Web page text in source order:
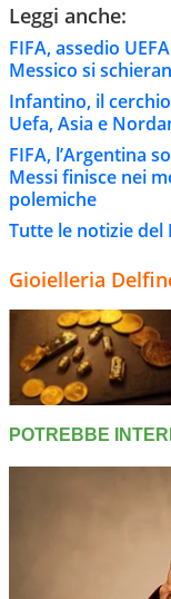
Leggi anche:
FIFA, assedio
Messico si
Infantino, il
Uefa, Asia e
FIFA, l’Argentina
Messi finisce nei
polemiche
Tutte le notizie del
Gioielleria